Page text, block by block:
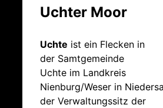
Uchter Moor
Uchte ist ein Flecken in
der Samtgemeinde
Uchte im Landkreis
Nienburg/Weser in
der Verwaltungssitz der